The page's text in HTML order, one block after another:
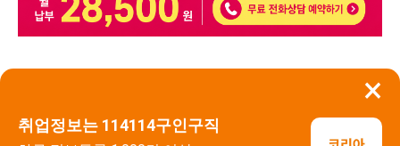
×
취업정보는 114114구인구직